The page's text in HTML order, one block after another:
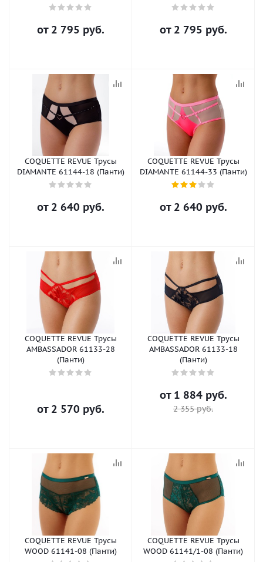
от 2 795 руб. от 2 795 руб.
COQUETTE REVUE Трусы
DIAMANTE 61144-18 (Панти)
от 2 640 руб.
COQUETTE REVUE Трусы
DIAMANTE 61144-33 (Панти)
от 2 640 руб.
COQUETTE REVUE Трусы
AMBASSADOR 61133-28
(Панти)
от 2 570 руб.
COQUETTE REVUE Трусы
AMBASSADOR 61133-18
(Панти)
от 1 884 руб.
2 355 руб.
COQUETTE REVUE Трусы
WOOD 61141-08 (Панти)
COQUETTE REVUE Трусы
WOOD 61141/1-08 (Панти)